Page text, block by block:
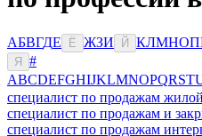
АБВГДЕ Ё ЖЗИ Й КЛМНОП
Я
#
ABCDEFGHIJKLMNOPQRST
специалист по продажам
специалист по продажам и
специалист по продажам